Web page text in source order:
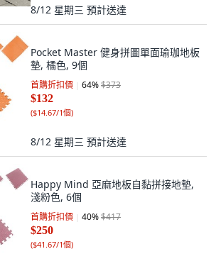
8/12 星期三 預計送達
Pocket Master 健身拼圖單面瑜珈地板
墊, 橘色, 9個
首購折扣價 64%$373
$132
($14.67/1個)
8/12 星期三 預計送達
Happy Mind 亞麻地板自黏拼接地墊,
淺粉色, 6個
首購折扣價 40%$417
$250
($41.67/1個)